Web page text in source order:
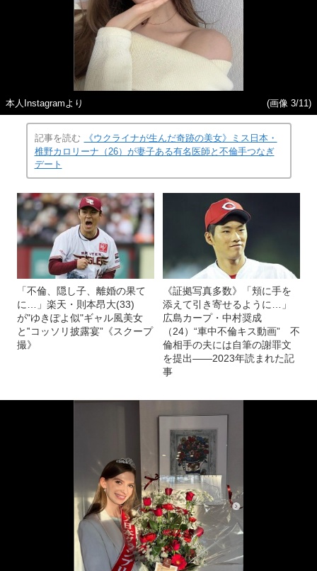
本人Instagramより (画像 3/11)
記事を読む
《ウクライナが生んだ奇跡の美女》ミス日本・
椎野カロリーナ（26）が妻子ある有名医師と不倫手つなぎ
デート
「不倫、隠し子、離婚の果て
に…」楽天・則本昂大(33)
が"ゆきぽよ似"ギャル風美女
と‟コッソリ披露宴”《スクープ
撮》
《証拠写真多数》「頬に手を
添えて引き寄せるように…」
広島カープ・中村奨成
（24）“車中不倫キス動画” 不
倫相手の夫には自筆の謝罪文
を提出――2023年読まれた記
事